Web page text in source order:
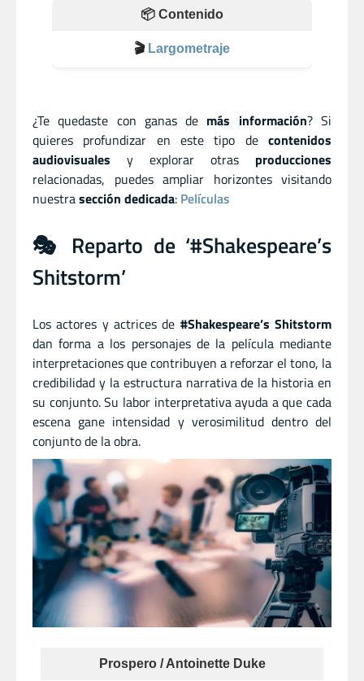
📦 Contenido
🎬 Largometraje
¿Te quedaste con ganas de más información? Si
quieres profundizar en este tipo de contenidos
audiovisuales y explorar otras producciones
relacionadas, puedes ampliar horizontes visitando
nuestrasección dedicada: Películas
🎭 Reparto de ‘#Shakespeare’s
Shitstorm’
Los actores y actrices de #Shakespeare’s Shitstorm
dan forma a los personajes de la película mediante
interpretaciones que contribuyen a reforzar el tono, la
credibilidad y la estructura narrativa de la historia en
su conjunto. Su labor interpretativa ayuda a que cada
escena gane intensidad y verosimilitud dentro del
conjunto de la obra.
Prospero / Antoinette Duke